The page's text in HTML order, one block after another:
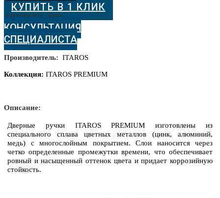
элегантность
и
стиль
КУПИТЬ В 1 КЛИК
АРТИКУЛ: 9058
КОНСУЛЬТАЦИЯ
СПЕЦИАЛИСТА
Производитель: ITAROS
Коллекция: ITAROS PREMIUM
Описание:
Дверные ручки ITAROS PREMIUM изготовлены из
специального сплава цветных металлов (цинк, алюминий,
медь) с многослойным покрытием. Слои наносится через
четко определенные промежутки времени, что обеспечивает
ровный и насыщенный оттенок цвета и придает коррозийную
стойкость.